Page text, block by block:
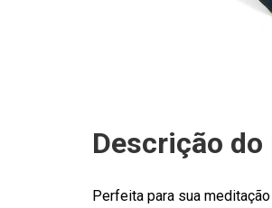
Descrição
Perfeita para sua